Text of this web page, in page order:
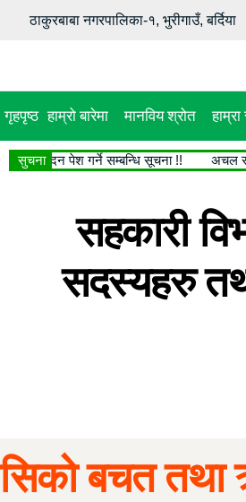
ठाकुरबाबा नगरपालिका-१, भुरीगाउँ, बर्दिया
गृहपृष्ठ हाम्रो बारेमा मानविय श्रोत
सुचना
आवेदन पेश गर्ने सम्बन्धि सूचना !! अचल
सहकारी
सदस्यहरु
सिको बचत तथा